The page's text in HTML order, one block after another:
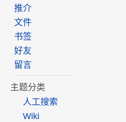
推介
文件
书签
好友
留言
主题分类
人工搜索
Wiki